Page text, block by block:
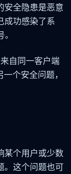
安全隐患是恶意
成功感染了系
自同一客户端
个安全问题，
某个用户或少数
。这个问题也可